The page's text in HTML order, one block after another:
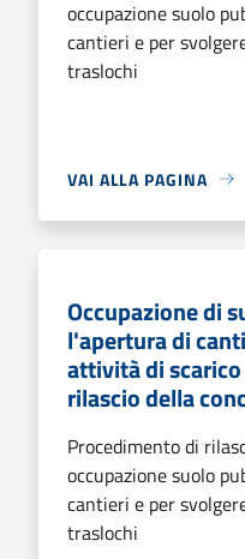
occupazione suolo
cantieri e per
traslochi
VAI ALLA PAGINA
Occupazione di
l'apertura di
attività di
rilascio della
Procedimento di
occupazione suolo
cantieri e per
traslochi